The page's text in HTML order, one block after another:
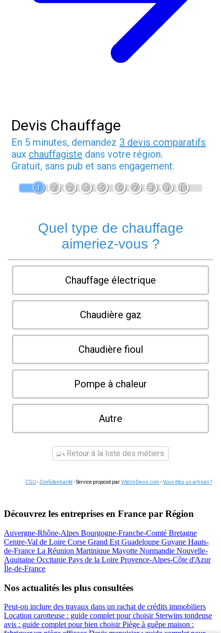
Devis Chauffage
En 5 minutes, demandez 3 devis comparatifs
aux chauffagiste dans votre région.
Gratuit, sans pub et sans engagement.
1 2 3 4 5 6 7 8 9 10
Quel type de chauffage
aimeriez-vous ?
Chauffage électrique
Chaudière gaz
Chaudière fioul
Pompe à chaleur
Autre
Retour à la liste des métiers
CGU - Confidentialité- Service proposé parViteUnDevis.com -Vous êtes un artisan ?
Découvrez les entreprises en France par Région
Auvergne-Rhône-Alpes Bourgogne-Franche-Comté Bretagne
Centre-Val de Loire Corse Grand Est Guadeloupe Guyane Hauts-
de-France La Réunion Martinique Mayotte Normandie Nouvelle-
Aquitaine Occitanie Pays de la Loire Provence-Alpes-Côte d'Azur
Île-de-France
Nos actualités les plus consultées
Peut-on inclure des travaux dans un rachat de crédits immobiliers
Location carotteuse : guide complet pour choisir Sterwins tondeuse
avis : guide complet pour bien choisirPiège à guêpe maison :